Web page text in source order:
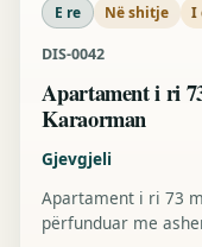
E re Në shitje I
DIS-0042
Apartament i ri
Karaorman
Gjevgjeli
Apartament i ri 73
përfunduar me